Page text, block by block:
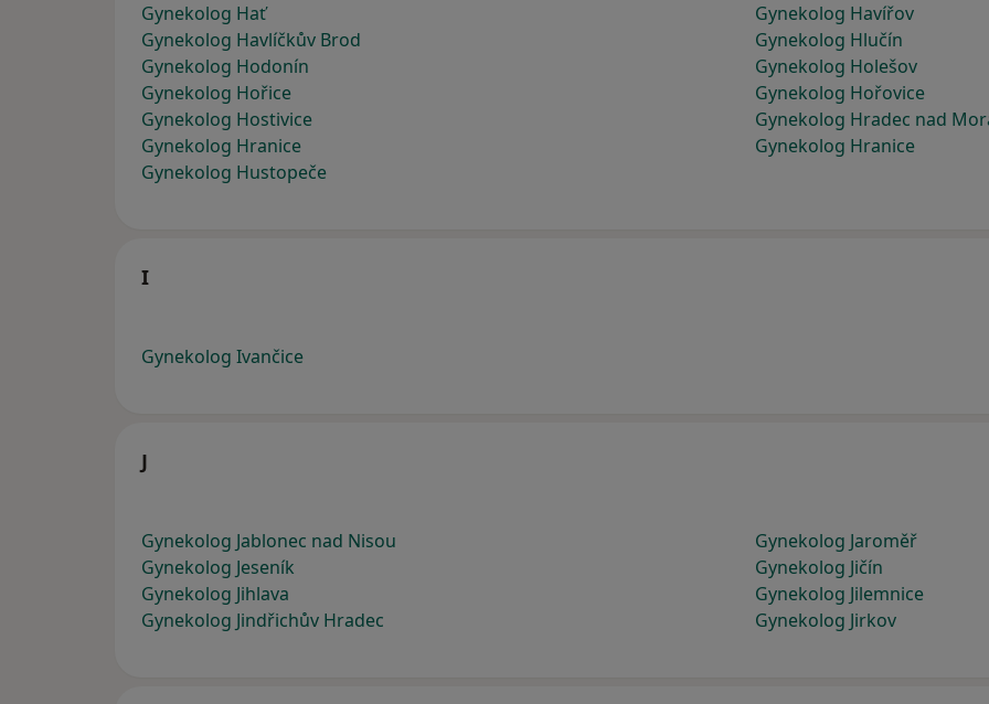
Gynekolog Hať
Gynekolog Havířov
Gynekolog Havlíčkův Brod
Gynekolog Hlučín
Gynekolog Hodonín
Gynekolog Holešov
Gynekolog Hořice
Gynekolog Hořovice
Gynekolog Hostivice
Gynekolog Hradec nad
Gynekolog Hranice
Gynekolog Hranice
Gynekolog Hustopeče
I
Gynekolog Ivančice
J
Gynekolog Jablonec nad Nisou
Gynekolog Jaroměř
Gynekolog Jeseník
Gynekolog Jičín
Gynekolog Jihlava
Gynekolog Jilemnice
Gynekolog Jindřichův Hradec
Gynekolog Jirkov